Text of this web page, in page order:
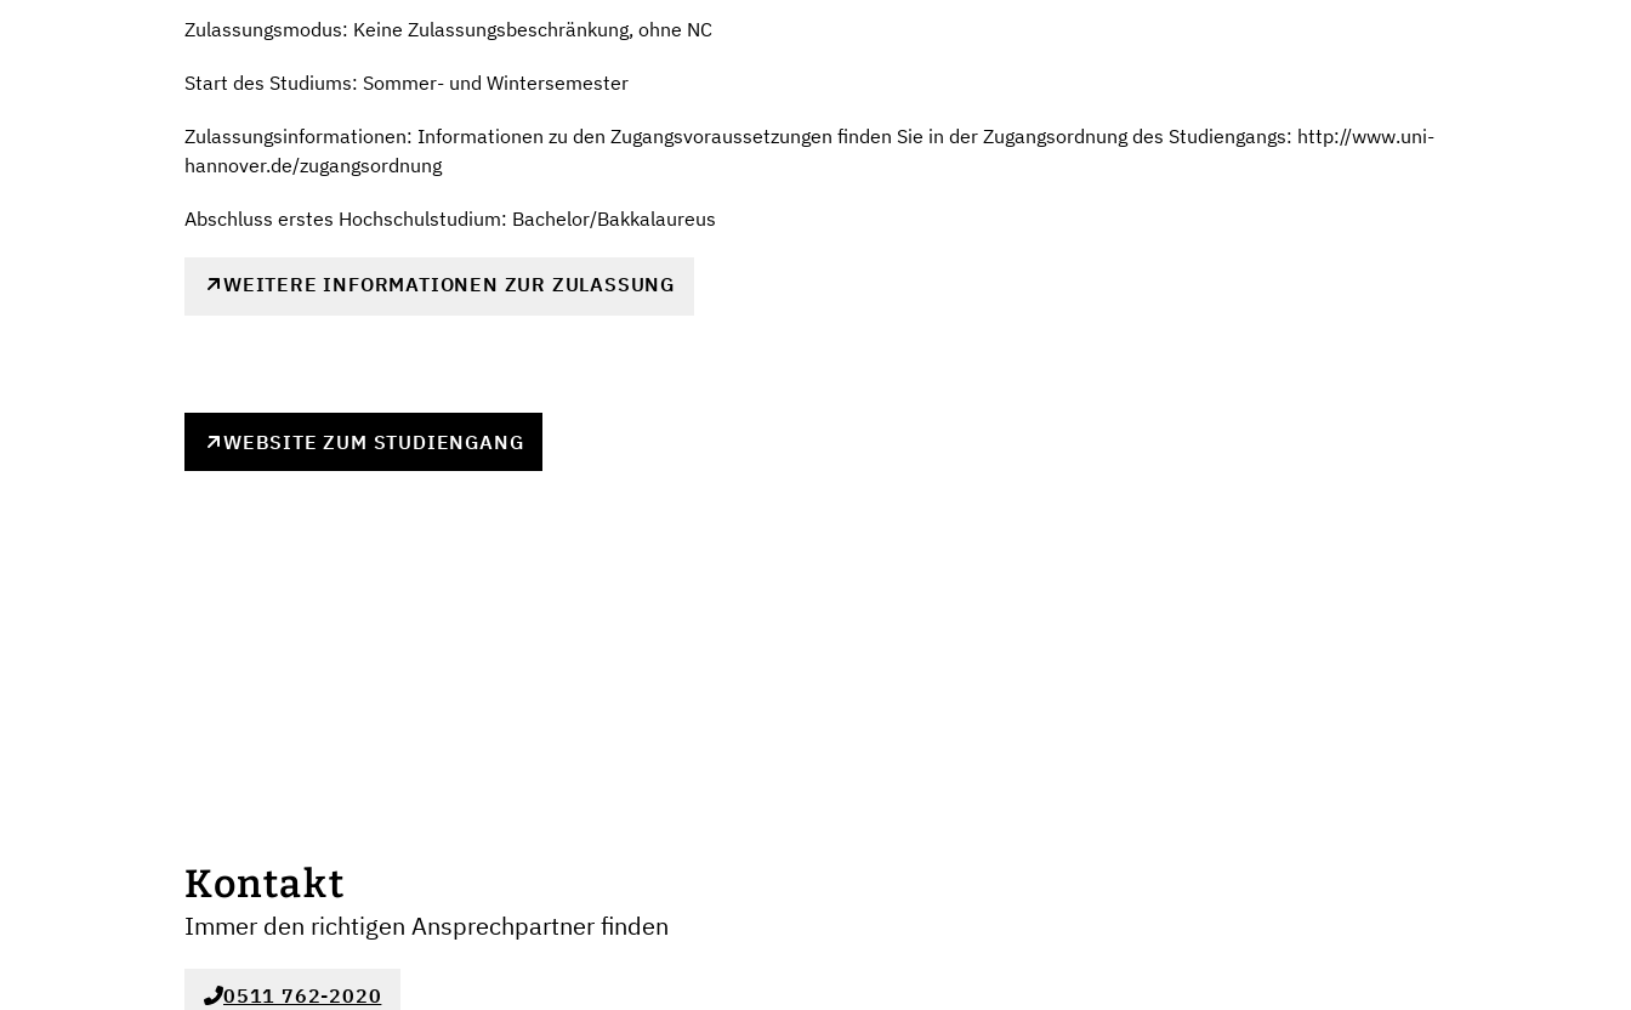
Zulassungsmodus: Keine Zulassungsbeschränkung, ohne NC
Start des Studiums: Sommer- und Wintersemester
Zulassungsinformationen: Informationen zu den Zugangsvoraussetzungen finden Sie in der Zugangsordnung des Studiengangs: http://www.uni-
hannover.de/zugangsordnung
Abschluss erstes Hochschulstudium: Bachelor/Bakkalaureus
WEITERE INFORMATIONEN ZUR ZULASSUNG
WEBSITE ZUM STUDIENGANG
Kontakt
Immer den richtigen Ansprechpartner finden
0511 762-2020